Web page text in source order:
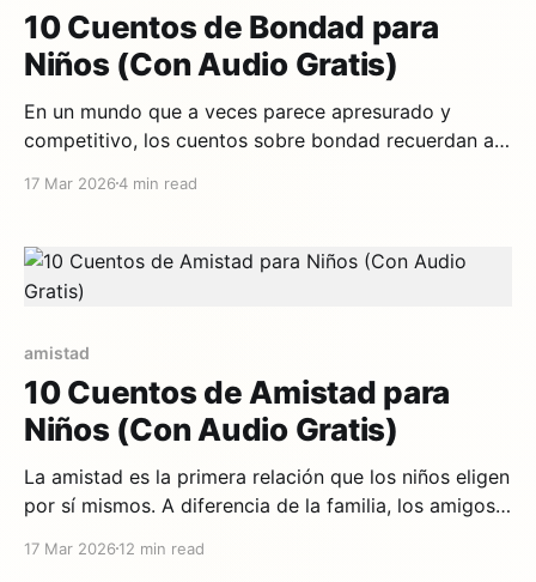
10 Cuentos de Bondad para
Niños (Con Audio Gratis)
En un mundo que a veces parece apresurado y
competitivo, los cuentos sobre bondad recuerdan a
demás es lo más poderoso que puedes hacer. La
historias sobre bondad son más propensos a actuar
con
17 Mar 20264 min read
amistad
10 Cuentos de Amistad para
Niños (Con Audio Gratis)
La amistad es la primera relación que los niños eligen
por sí mismos. A diferencia de la familia, los amigos
amistad sean especialmente poderosas. Los cuentos
17 Mar 2026 12 min read